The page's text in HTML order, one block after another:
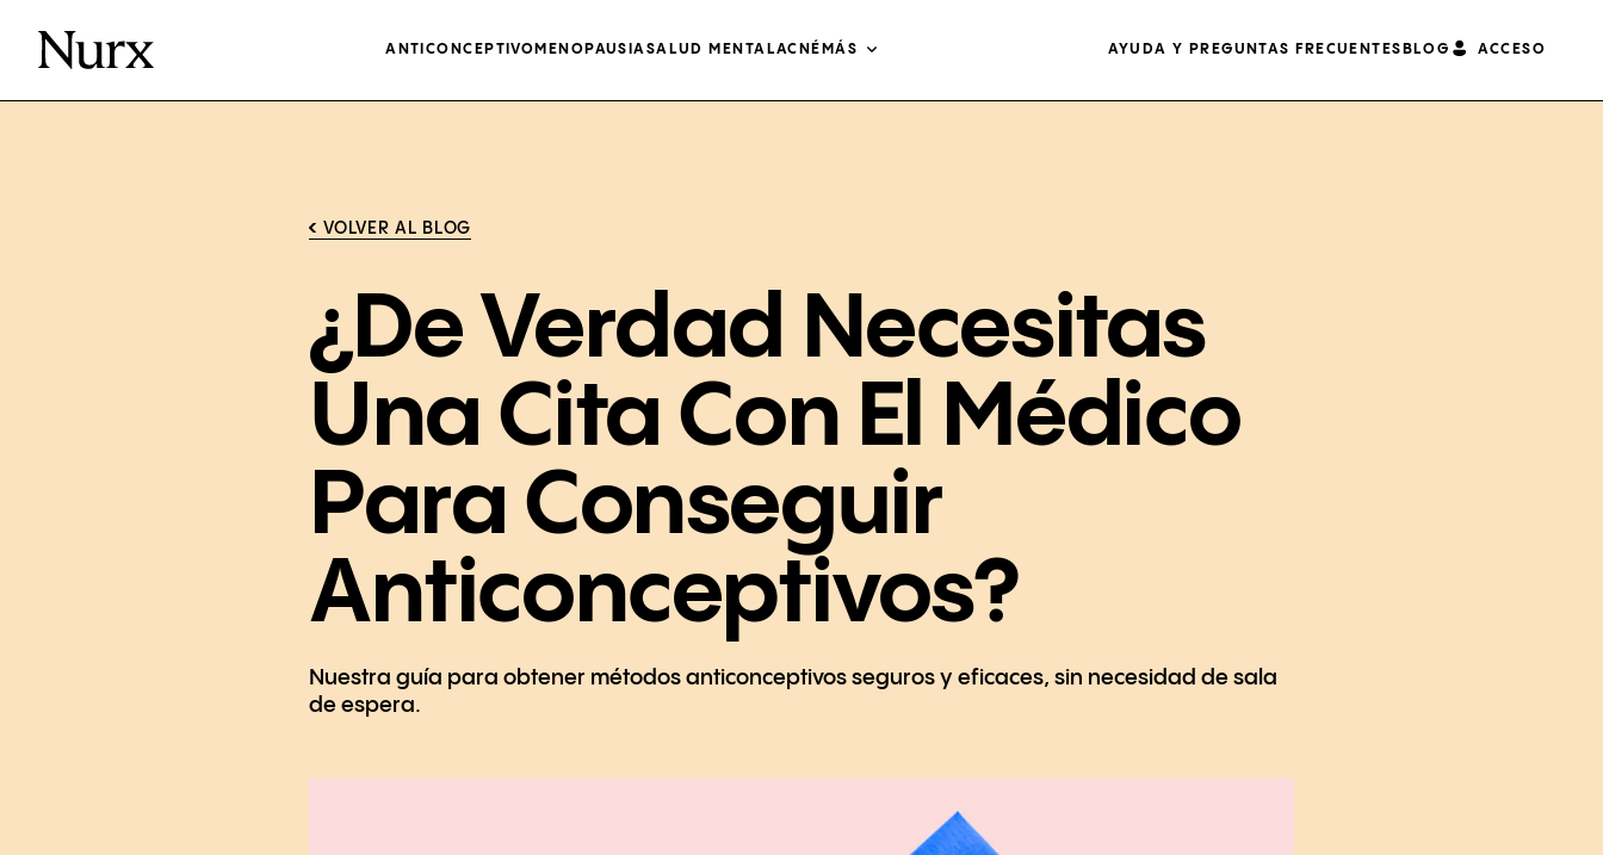
ANTICONCEPTIVO MENOPAUSIASALUD MENTALACNÉ MÁS AYUDA Y PREGUNTAS FRECUENTES BLOG ACCESO
VOLVER AL BLOG
¿De Verdad Necesitas
Una Cita Con El Médico
Para Conseguir
Anticonceptivos?
Nuestra guía para obtener métodos anticonceptivos seguros y eficaces, sin necesidad de sala
de espera.